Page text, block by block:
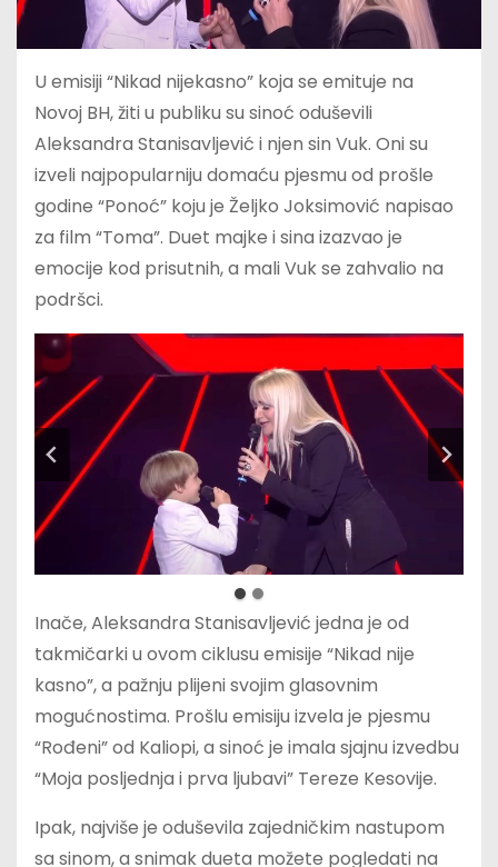
U emisiji “Nikad nijekasno” koja se emituje na
Novoj BH, žiti u publiku su sinoć oduševili
Aleksandra Stanisavljević i njen sin Vuk. Oni su
izveli najpopularniju domaću pjesmu od prošle
godine “Ponoć” koju je Željko Joksimović napisao
za film “Toma”. Duet majke i sina izazvao je
emocije kod prisutnih, a mali Vuk se zahvalio na
podršci.
Inače, Aleksandra Stanisavljević jedna je od
takmičarki u ovom ciklusu emisije “Nikad nije
kasno”, a pažnju plijeni svojim glasovnim
mogućnostima. Prošlu emisiju izvela je pjesmu
“Rođeni” od Kaliopi, a sinoć je imala sjajnu izvedbu
“Moja posljednja i prva ljubavi” Tereze Kesovije.
Ipak, najviše je oduševila zajedničkim nastupom
sa sinom, a snimak dueta možete pogledati na